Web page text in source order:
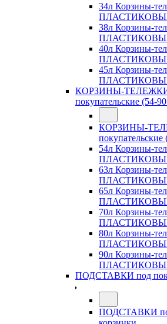
34л Корзины-
38л Корзины-
40л Корзины-
45л Корзины-
КОРЗИНЫ-ТЕЛЕЖКИ
покупательские (54-
КОРЗИНЫ-
покупательские
54л Корзины-
63л Корзины-
65л Корзины-
70л Корзины-
80л Корзины-
90л Корзины-
ПОДСТАВКИ под
ПОДСТАВКИ